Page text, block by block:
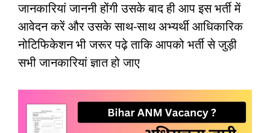
जानकारियां जाननी होंगी उसके बाद ही आप इस भर्ती में
आवेदन करें और उसके साथ-साथ अभ्यर्थी आधिकारिक
नोटिफिकेशन भी जरूर पढ़े ताकि आपको भर्ती से जुड़ी
सभी जानकारियां ज्ञात हो जाए